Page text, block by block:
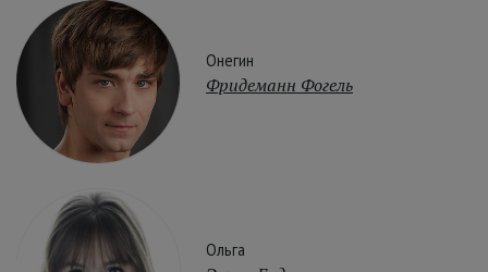
Онегин
Фридеманн Фогель
Ольга